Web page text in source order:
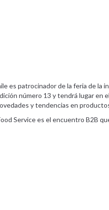
es patrocinador de la feria de la
número 13 y tendrá lugar en
y tendencias en
Service es el encuentro B2B